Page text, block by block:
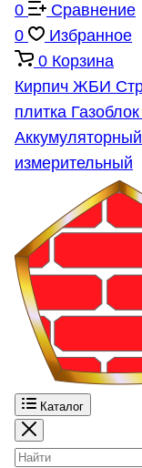
0
Сравнение
0
Избранное
0 Корзина
Кирпич ЖБИ
плитка Газоблок
измерительный
Каталог